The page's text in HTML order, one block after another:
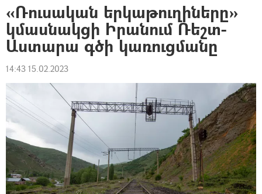
«Ռուսական երկաթուղիները»
կմասնակցի Իրանում Ռեշտ-
Աստարա գծի կառուցմանը
14:43 15.02.2023